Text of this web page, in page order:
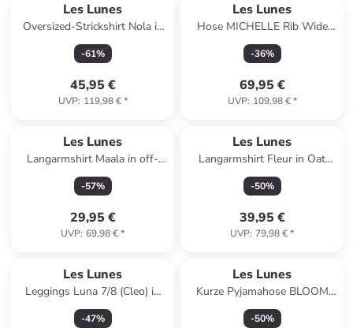
Les Lunes
Oversized-Strickshirt Nola in
Steel Blue melange
-61%
45,95 €
UVP: 119,98 €*
Les Lunes
Hose MICHELLE Rib Wide
Leg in dress blue
-36%
69,95 €
UVP: 109,98 €*
Les Lunes
Langarmshirt Maala in off-
white
-57%
29,95 €
UVP: 69,98 €*
Les Lunes
Langarmshirt Fleur in Oat
Milk
-50%
39,95 €
UVP: 79,98 €*
Les Lunes
Leggings Luna 7/8 (Cleo) in
Mermaid
-47%
Les Lunes
Kurze Pyjamahose BLOOM
Sleep Shorts shiny in schwarz
-50%